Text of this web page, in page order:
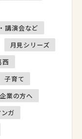
講演会など
月見シリーズ
西
子育て
業の方へ
ガ